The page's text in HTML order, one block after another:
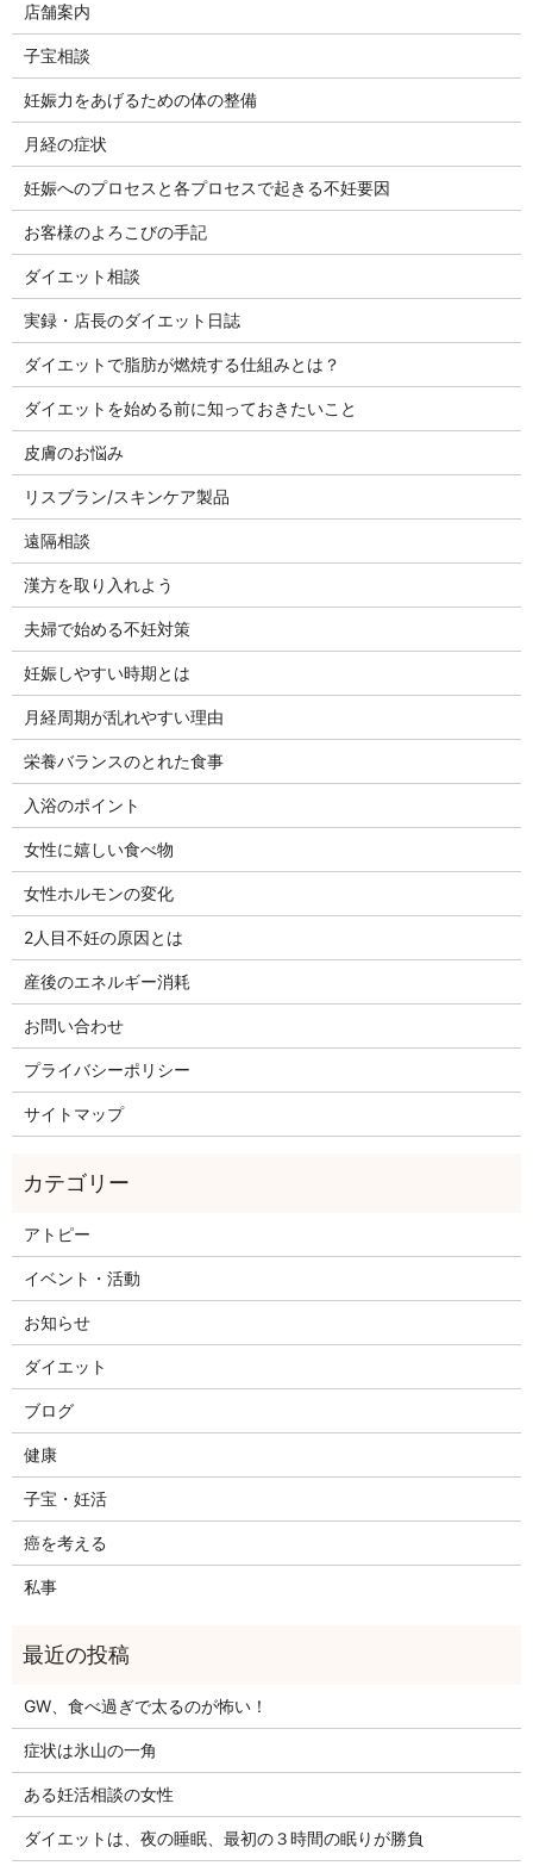
店舗案内
子宝相談
妊娠力をあげるための体の整備
月経の症状
妊娠へのプロセスと各プロセスで起きる不妊要因
お客様のよろこびの手記
ダイエット相談
実録・店長のダイエット日誌
ダイエットで脂肪が燃焼する仕組みとは？
ダイエットを始める前に知っておきたいこと
皮膚のお悩み
リスブラン/スキンケア製品
遠隔相談
漢方を取り入れよう
夫婦で始める不妊対策
妊娠しやすい時期とは
月経周期が乱れやすい理由
栄養バランスのとれた食事
入浴のポイント
女性に嬉しい食べ物
女性ホルモンの変化
2人目不妊の原因とは
産後のエネルギー消耗
お問い合わせ
プライバシーポリシー
サイトマップ
アトピー
イベント・活動
お知らせ
ダイエット
ブログ
健康
子宝・妊活
癌を考える
私事
GW、食べ過ぎで太るのが怖い！
症状は氷山の一角
ある妊活相談の女性
ダイエットは、夜の睡眠、最初の３時間の眠りが勝負